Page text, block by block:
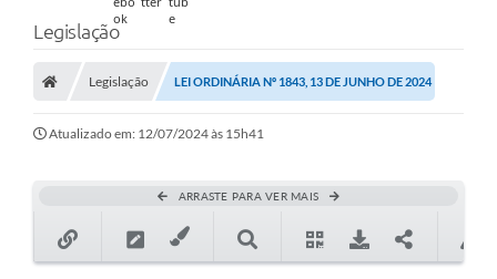
Legislação
Legislação LEI ORDINÁRIA Nº 1843, 13 DE JUNHO DE 2024
Atualizado em: 12/07/2024 às 15h41
ARRASTE PARA VER MAIS